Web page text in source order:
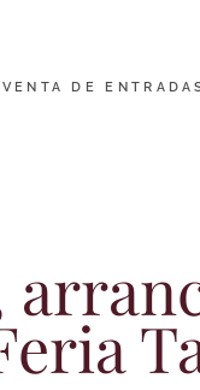
VENTA DE